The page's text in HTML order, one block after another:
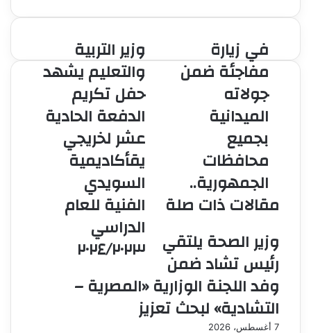
وزير
التربية
والتعليم
يشهد
تكريم
الدفعة
الحادية
عشر
لخريجي
يقأكاديمية
السويدي
الفنية
للعام
الدراسي
وزير التربية
والتعليم يشهد
حفل تكريم
الدفعة الحادية
عشر لخريجي
يقأكاديمية
السويدي
الفنية للعام
الدراسي
۲۰۲٤/۲۰۲۳
في
زيارة
مفاجئة
ضمن
جولاته
الميدانية
محافظات
الجمهورية..
في زيارة
مفاجئة ضمن
جولاته
الميدانية
بجميع
محافظات
الجمهورية..
مقالات ذات صلة
وزير الصحة يلتقي
رئيس تشاد ضمن
وفد اللجنة الوزارية «المصرية –
التشادية» لبحث تعزيز
7 أغسطس، 2026